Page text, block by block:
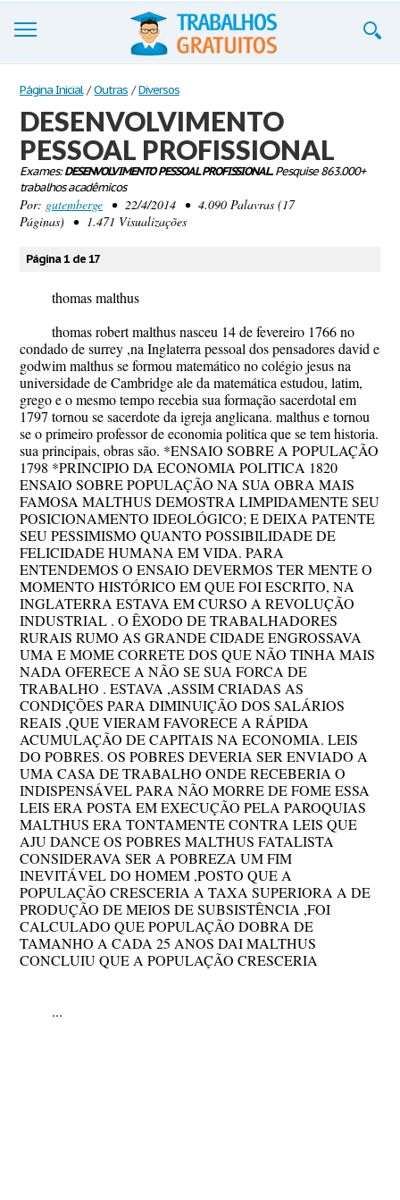
Trabalhos
Cadastre-se
Entre
Blog
Página Inicial / Outras / Diversos
DESENVOLVIMENTO
PESSOAL PROFISSIONAL
Exames:DESENVOLVIMENTO PESSOAL PROFISSIONAL.Pesquise 863.000+
trabalhos acadêmicos
Por: gutemberge • 22/4/2014 • 4.090 Palavras (17
Páginas) • 1.471 Visualizações
Página 1 de 17
thomas malthus
thomas robert malthus nasceu 14 de fevereiro 1766 no
condado de surrey ,na Inglaterra pessoal dos pensadores david e
godwim malthus se formou matemático no colégio jesus na
universidade de Cambridge ale da matemática estudou, latim,
grego e o mesmo tempo recebia sua formação sacerdotal em
1797 tornou se sacerdote da igreja anglicana. malthus e tornou
se o primeiro professor de economia politica que se tem historia.
sua principais, obras são. *ENSAIO SOBRE A POPULAÇÃO
1798 *PRINCIPIO DA ECONOMIA POLITICA 1820
ENSAIO SOBRE POPULAÇÃO NA SUA OBRA MAIS
FAMOSA MALTHUS DEMOSTRA LIMPIDAMENTE SEU
POSICIONAMENTO IDEOLÓGICO; E DEIXA PATENTE
SEU PESSIMISMO QUANTO POSSIBILIDADE DE
FELICIDADE HUMANA EM VIDA. PARA
ENTENDEMOS O ENSAIO DEVERMOS TER MENTE O
MOMENTO HISTÓRICO EM QUE FOI ESCRITO, NA
INGLATERRA ESTAVA EM CURSO A REVOLUÇÃO
INDUSTRIAL . O ÊXODO DE TRABALHADORES
RURAIS RUMO AS GRANDE CIDADE ENGROSSAVA
UMA E MOME CORRETE DOS QUE NÃO TINHA MAIS
NADA OFERECE A NÃO SE SUA FORCA DE
TRABALHO . ESTAVA ,ASSIM CRIADAS AS
CONDIÇÕES PARA DIMINUIÇÃO DOS SALÁRIOS
REAIS ,QUE VIERAM FAVORECE A RÁPIDA
ACUMULAÇÃO DE CAPITAIS NA ECONOMIA. LEIS
DO POBRES. OS POBRES DEVERIA SER ENVIADO A
UMA CASA DE TRABALHO ONDE RECEBERIA O
INDISPENSÁVEL PARA NÃO MORRE DE FOME ESSA
LEIS ERA POSTA EM EXECUÇÃO PELA PAROQUIAS
MALTHUS ERA TONTAMENTE CONTRA LEIS QUE
AJU DANCE OS POBRES MALTHUS FATALISTA
CONSIDERAVA SER A POBREZA UM FIM
INEVITÁVEL DO HOMEM ,POSTO QUE A
POPULAÇÃO CRESCERIA A TAXA SUPERIORA A DE
PRODUÇÃO DE MEIOS DE SUBSISTÊNCIA ,FOI
CALCULADO QUE POPULAÇÃO DOBRA DE
TAMANHO A CADA 25 ANOS DAI MALTHUS
CONCLUIU QUE A POPULAÇÃO CRESCERIA
...